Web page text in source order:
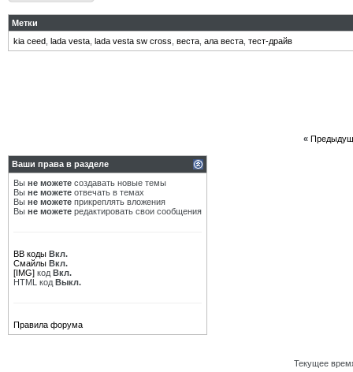
Метки
kia ceed lada vesta lada vesta sw cross веста ала веста тест-драйв
«
Ваши права в разделе
Вы не можете создавать новые темы
Вы не можете отвечать в темах
Вы не можете прикреплять вложения
Вы не можете редактировать свои сообщения
BB коды Вкл.
Смайлы Вкл.
[IMG] код Вкл.
HTML код Выкл.
Правила форума
Текущее